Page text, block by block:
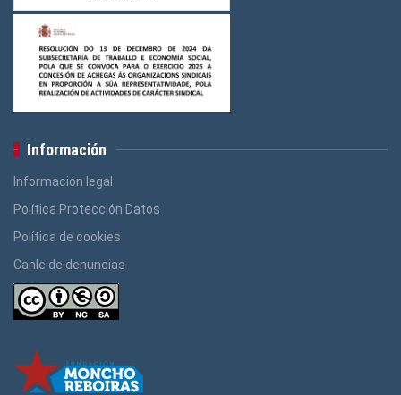
Información
Información legal
Política Protección Datos
Política de cookies
Canle de denuncias